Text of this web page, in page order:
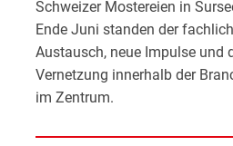
Schweizer Mostereien in
Ende Juni standen der
Austausch, neue Impulse und
Vernetzung innerhalb der
im Zentrum.